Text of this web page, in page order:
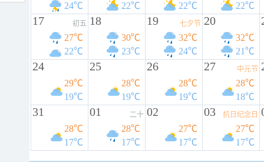
24℃
22℃
22℃
22℃
17 初五
27℃
22℃
18
30℃
23℃
19 七夕节
32℃
24℃
20
32℃
21℃
24
29℃
19℃
25
28℃
19℃
26
28℃
19℃
27 中元节
28℃
18℃
31
28℃
17℃
01 二十
28℃
17℃
02
27℃
17℃
03 抗日纪念日
27℃
17℃